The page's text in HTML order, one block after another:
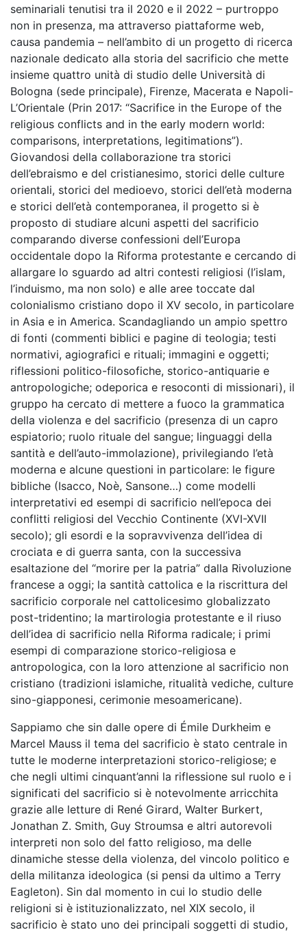
seminariali tenutisi tra il 2020 e il 2022 – purtroppo
non in presenza, ma attraverso piattaforme web,
causa pandemia – nell’ambito di un progetto di ricerca
nazionale dedicato alla storia del sacrificio che mette
insieme quattro unità di studio delle Università di
Bologna (sede principale), Firenze, Macerata e Napoli-
L’Orientale (Prin 2017: “Sacrifice in the Europe of the
religious conflicts and in the early modern world:
comparisons, interpretations, legitimations”).
Giovandosi della collaborazione tra storici
dell’ebraismo e del cristianesimo, storici delle culture
orientali, storici del medioevo, storici dell’età moderna
e storici dell’età contemporanea, il progetto si è
proposto di studiare alcuni aspetti del sacrificio
comparando diverse confessioni dell’Europa
occidentale dopo la Riforma protestante e cercando di
allargare lo sguardo ad altri contesti religiosi (l’islam,
l’induismo, ma non solo) e alle aree toccate dal
colonialismo cristiano dopo il XV secolo, in particolare
in Asia e in America. Scandagliando un ampio spettro
di fonti (commenti biblici e pagine di teologia; testi
normativi, agiografici e rituali; immagini e oggetti;
riflessioni politico-filosofiche, storico-antiquarie e
antropologiche; odeporica e resoconti di missionari), il
gruppo ha cercato di mettere a fuoco la grammatica
della violenza e del sacrificio (presenza di un capro
espiatorio; ruolo rituale del sangue; linguaggi della
santità e dell’auto-immolazione), privilegiando l’età
moderna e alcune questioni in particolare: le figure
bibliche (Isacco, Noè, Sansone…) come modelli
interpretativi ed esempi di sacrificio nell’epoca dei
conflitti religiosi del Vecchio Continente (XVI-XVII
secolo); gli esordi e la sopravvivenza dell’idea di
crociata e di guerra santa, con la successiva
esaltazione del “morire per la patria” dalla Rivoluzione
francese a oggi; la santità cattolica e la riscrittura del
sacrificio corporale nel cattolicesimo globalizzato
post-tridentino; la martirologia protestante e il riuso
dell’idea di sacrificio nella Riforma radicale; i primi
esempi di comparazione storico-religiosa e
antropologica, con la loro attenzione al sacrificio non
cristiano (tradizioni islamiche, ritualità vediche, culture
sino-giapponesi, cerimonie mesoamericane).
Sappiamo che sin dalle opere di Émile Durkheim e
Marcel Mauss il tema del sacrificio è stato centrale in
tutte le moderne interpretazioni storico-religiose; e
che negli ultimi cinquant’anni la riflessione sul ruolo e i
significati del sacrificio si è notevolmente arricchita
grazie alle letture di René Girard, Walter Burkert,
Jonathan Z. Smith, Guy Stroumsa e altri autorevoli
interpreti non solo del fatto religioso, ma delle
dinamiche stesse della violenza, del vincolo politico e
della militanza ideologica (si pensi da ultimo a Terry
Eagleton). Sin dal momento in cui lo studio delle
religioni si è istituzionalizzato, nel XIX secolo, il
sacrificio è stato uno dei principali soggetti di studio,